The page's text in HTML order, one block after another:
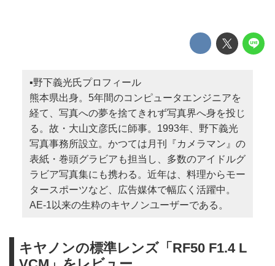
▪️野下義光氏プロフィール
熊本県出身。5年間のコンピュータエンジニアを
経て、写真への夢を捨てきれず写真界へ身を投じ
る。故・大山文彦氏に師事。1993年、野下義光
写真事務所設立。かつては月刊『カメラマン』の
表紙・巻頭グラビアも担当し、多数のアイドルグ
ラビア写真集にも携わる。近年は、料理からモー
タースポーツなど、広告媒体で幅広く活躍中。
AE-1以来の生粋のキヤノンユーザーである。
キヤノンの標準レンズ「RF50 F1.4 L